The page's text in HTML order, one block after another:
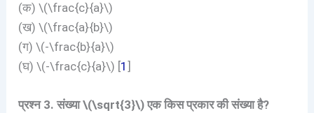
(क) \(\frac{c}{a}\)
(ख) \(\frac{a}{b}\)
(ग) \(-\frac{b}{a}\)
(घ) \(-\frac{c}{a}\) [1 ]
प्रश्न 3. संख्या \(\sqrt{3}\) एक किस प्रकार की संख्या है?